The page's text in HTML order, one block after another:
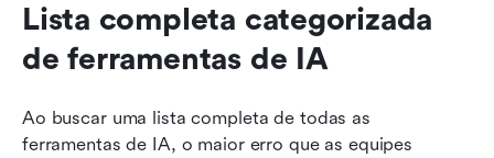
Lista completa categorizada
de ferramentas de IA
Ao buscar uma lista completa de todas as
ferramentas de IA, o maior erro que as equipes